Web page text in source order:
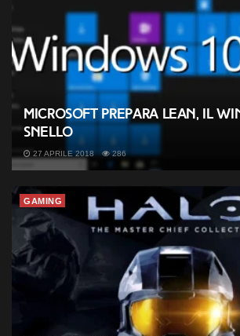
Microsoft prepara Lean, il
snello
27 APRILE 2018 286
GAMING